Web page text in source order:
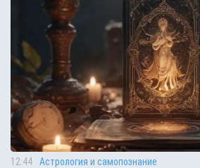
12:44 Астрология и самопознание